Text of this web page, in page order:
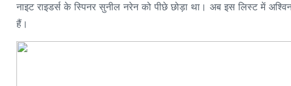
नाइट राइडर्स के स्पिनर सुनील नरेन को पीछे छोड़ा था। अब इस लिस्ट में
हैं।